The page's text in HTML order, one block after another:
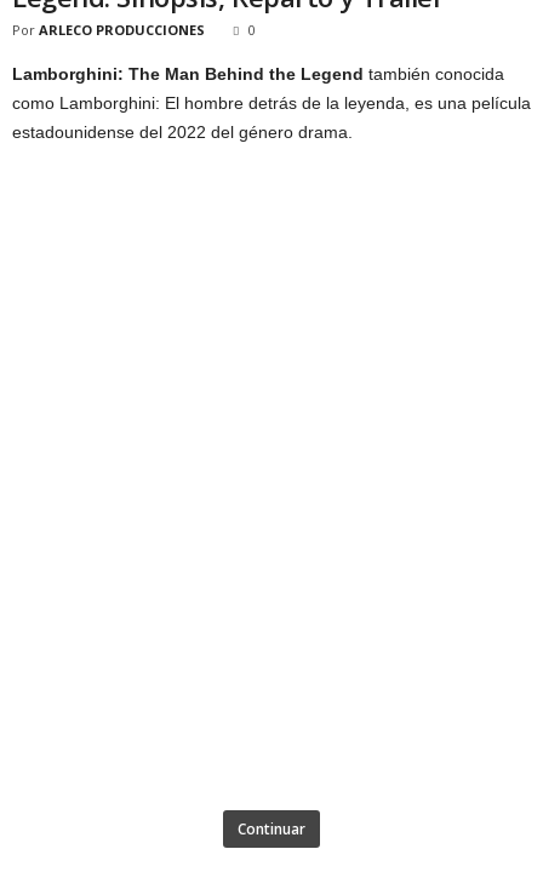
Por ARLECO PRODUCCIONES 0
Lamborghini: The Man Behind the Legend también conocida
como Lamborghini: El hombre detrás de la leyenda, es una película
estadounidense del 2022 del género drama.
Continuar